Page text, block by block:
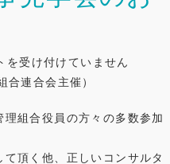
を受け付けていません
合連合会主催）
組合役員の方々の多数参加
頂く他、正しいコンサルタ